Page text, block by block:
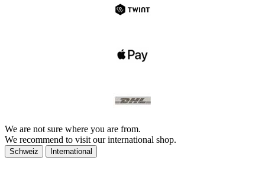
We are not sure where you are from.
We recommend to visit our international shop.
Schweiz International